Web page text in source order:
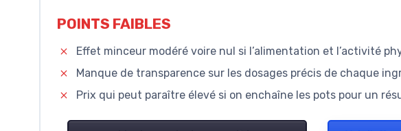
POINTS FAIBLES
Effet minceur modéré voire nul si l’alimentation et l’activité
Manque de transparence sur les dosages précis de chaque
Prix qui peut paraître élevé si on enchaîne les pots pour un